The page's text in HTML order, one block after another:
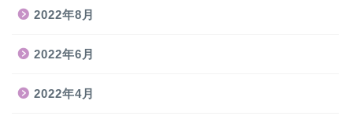
2022年8月
2022年6月
2022年4月